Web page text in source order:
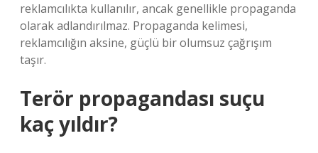
reklamcılıkta kullanılır, ancak genellikle propaganda
olarak adlandırılmaz. Propaganda kelimesi,
reklamcılığın aksine, güçlü bir olumsuz çağrışım
taşır.
Terör propagandası suçu
kaç yıldır?